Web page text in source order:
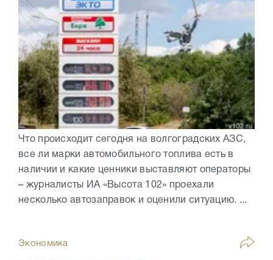
Что происходит сегодня на волгоградских АЗС,
все ли марки автомобильного топлива есть в
наличии и какие ценники выставляют операторы
– журналисты ИА «Высота 102» проехали
несколько автозаправок и оценили ситуацию. ...
Экономика